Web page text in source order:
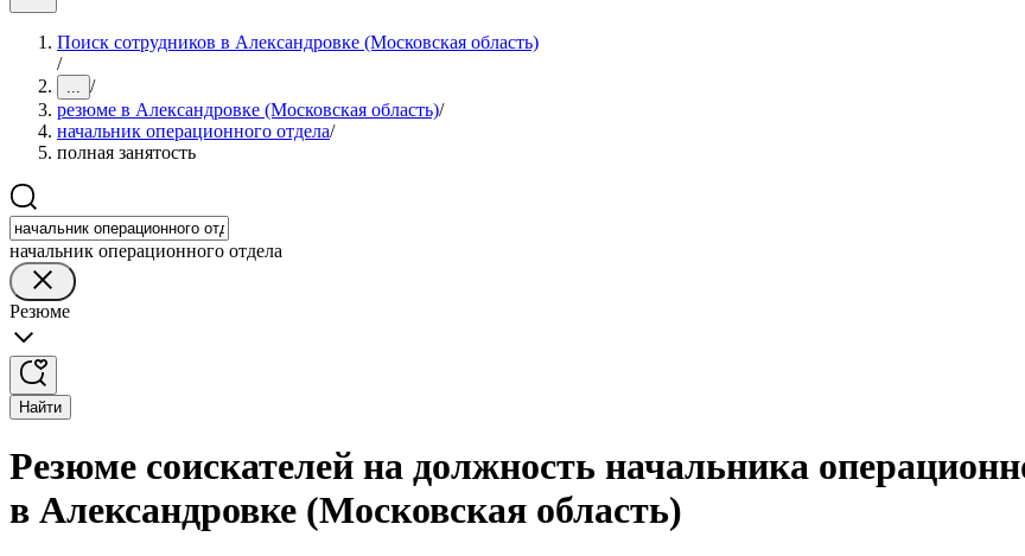
Поиск сотрудников в Александровке (Московская область)
/
... /
резюме в Александровке (Московская область)/
начальник операционного отдела/
полная занятость
начальник операционного отдела
Резюме
Найти
Резюме соискателей на должность начальника
в Александровке (Московская область)